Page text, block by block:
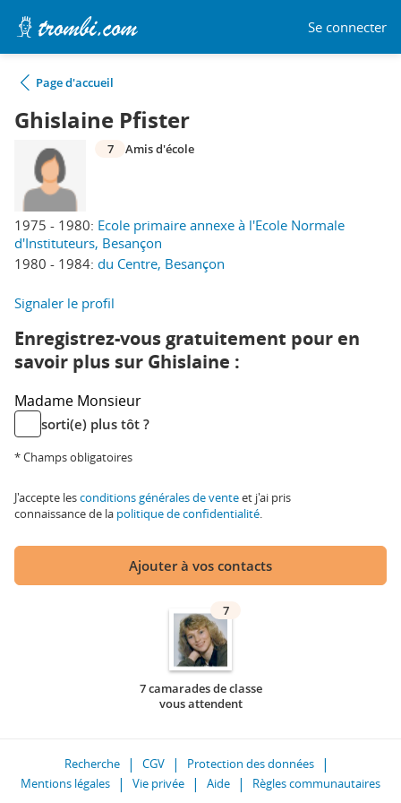
Se connecter
Page d'accueil
Ghislaine Pfister
1975 - 1980: Ecole primaire annexe à l'Ecole Normale
d'Instituteurs, Besançon
1980 - 1984: du Centre, Besançon
7 Amis d'école
Signaler le profil
Enregistrez-vous gratuitement pour en
savoir plus sur Ghislaine :
Madame Monsieur
sorti(e) plus tôt ?
* Champs obligatoires
J'accepte lesconditions générales de venteet j'ai pris
connaissance de la politique de confidentialité.
Ajouter à vos contacts
7
7 camarades de classe
vous attendent
Recherche CGV
Protection des données
Mentions légales
Vie privée Aide
Règles communautaires